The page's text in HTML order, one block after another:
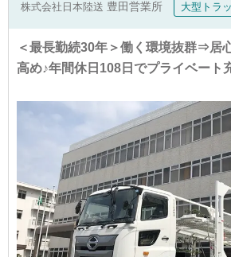
株式会社日本陸送 豊田営業所 大型トラ
＜最長勤続30年＞働く環境抜群⇒居
高め♪年間休日108日でプライベート